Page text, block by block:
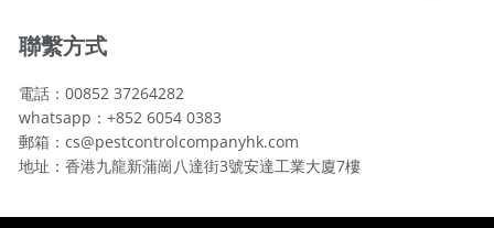
聯繫方式
電話：00852 37264282
whatsapp：+852 6054 0383
郵箱：cs@pestcontrolcompanyhk.com
地址：香港九龍新蒲崗八達街3號安達工業大廈7樓